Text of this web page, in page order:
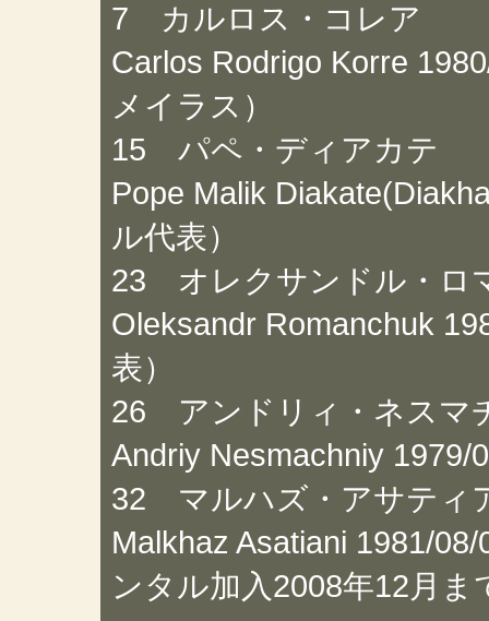
7 カルロス・コレア
Carlos Rodrigo Korre
メイラス）
15 パペ・ディアカテ
Pope Malik
ル代表）
23 オレクサンドル・ロ
Oleksandr Romanchuk
表）
26 アンドリィ・ネスマ
Andriy Nesmachniy 1979/
32 マルハズ・アサティ
Malkhaz Asatiani 1981/
ンタル加入2008年12月ま